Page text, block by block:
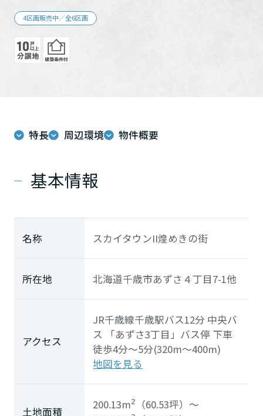
買う
分譲住宅（建売・土地）検索
売る [MISAWA RELAY]
住まいの売却
住まいづくりを楽しく学べるデジタルラウンジです。
ホームラウンジ 新築・戸建て
法人のお客さま
企業不動産活用（CRE）戦略
土地活用の基礎から長期安定経営を目指すオーナー様まで、賃貸経
営に役立つ多彩な情報を幅広くお届けします。
事業用
事業用リノベーション
これからリフォームをご検討の方
ォームの具体策とアイデアを豊富にご用意しています。
ホームラウンジ リフォーム
収益不動産・投資開発事業
建築再生事業
事業用地・事業用建物
向のまちづくりを実現していきます。
ミサワゼネラルソリューション
保証制度
アフターメンテナンス
お客様センター
ミサワホームオーナーさま・リフォーム工事ご契約者さまとミサワ
ホームを結ぶコミュニケーションサイト。お得・便利・安心なコン
テンツや、ミサワホームからの大切なお知らせなど配信していま
ミサワオーナーズクラブ
ニュース
MISAWAについて
SDGs
新卒者採用
住まいのご相談
4区画販売中／全6区画
特長 周辺環境 物件概要
基本情報
名称 スカイタウンII煌めきの街
所在地 北海道千歳市あずさ４丁目7-1他
アクセス
JR千歳線千歳駅バス12分 中央バ
ス
「あずさ3丁目」 バス停 下車
徒歩4分～5分(320m～400m)
地図を見る
土地面積
200.13m2 （60.53坪） ～